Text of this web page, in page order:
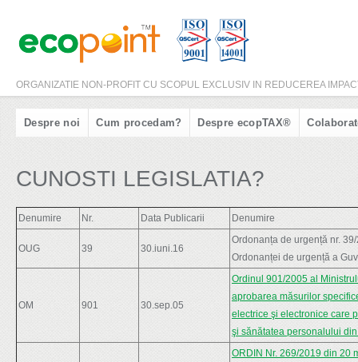
ORGANIZATIE NON-PROFIT CU SCOPUL EXCLUSIV IN REDUCEREA
Despre noi Cum procedam? Despre ecopTAX®
CUNOSTI LEGISLATIA?
Denumire Nr. Data Publicarii Denumire
OUG 39 30.iuni.16
Ordonanța de urgență nr.
Ordonanței de urgență a
OM 901 30.sep.05
Ordinul 901/2005 al
aprobarea măsurilor
electrice şi electronice care
şi sănătatea personalului
ORDIN Nr. 269/2019 din 20